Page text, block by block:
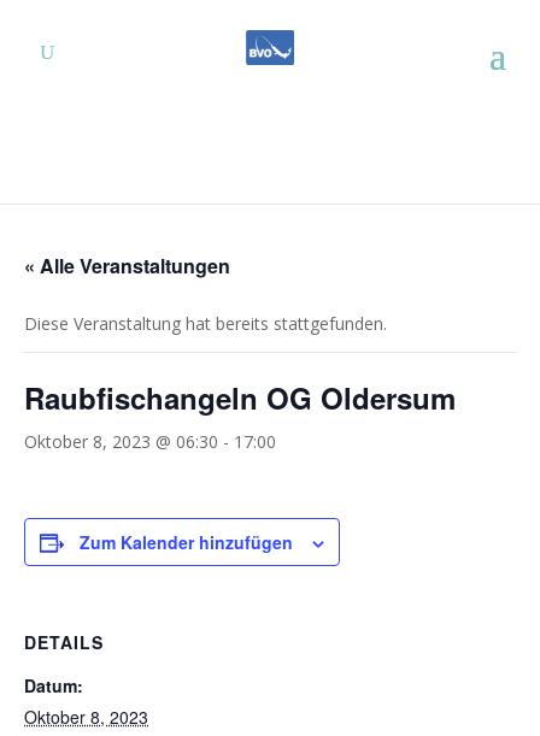
« Alle Veranstaltungen
Diese Veranstaltung hat bereits stattgefunden.
Raubfischangeln OG Oldersum
Oktober 8, 2023 @ 06:30 - 17:00
Zum Kalender hinzufügen
DETAILS
Datum:
Oktober 8, 2023